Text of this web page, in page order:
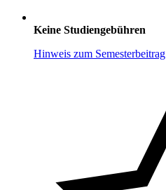
Keine Studiengebühren
Hinweis zum Semesterbeitrag